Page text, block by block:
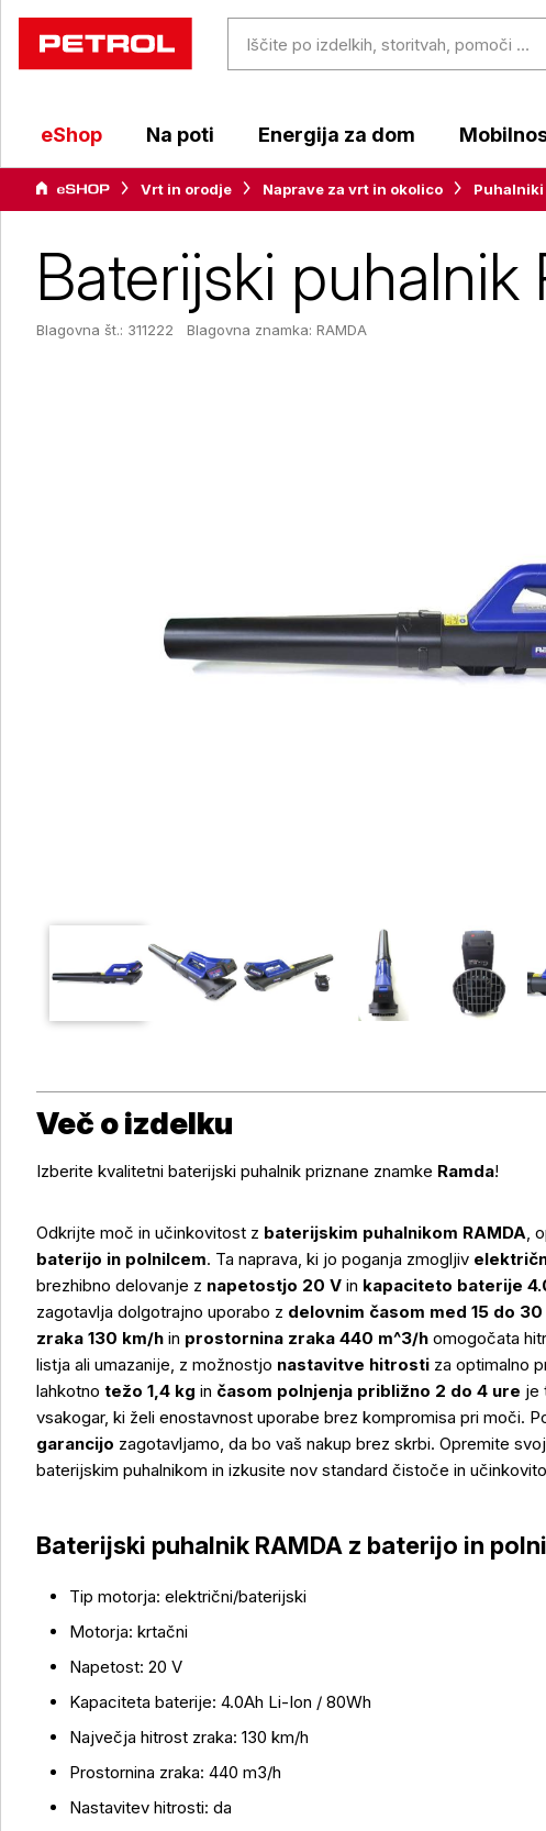
eShop Na poti Energija za dom
Vrt in orodje Naprave za vrt in okolico
Baterijski
Blagovna št.: 311222 Blagovna znamka: RAMDA
Več o izdelku
Izberite kvalitetni baterijski puhalnik priznane znamke Ramda!
Odkrijte moč in učinkovitost z baterijskim puhalnikom RAMDA,
baterijo in polnilcem. Ta naprava, ki jo poganja zmogljiv
brezhibno delovanje z napetostjo 20 V in kapaciteto baterije
zagotavlja dolgotrajno uporabo z delovnim časom med 15 do
zraka 130 km/h in prostornina zraka 440 m^3/h omogočata
listja ali umazanije, z možnostjo nastavitve hitrosti za optimalno
lahkotno težo 1,4 kg in časom polnjenja približno 2 do 4 ure je
vsakogar, ki želi enostavnost uporabe brez kompromisa pri moči.
garancijo zagotavljamo, da bo vaš nakup brez skrbi. Opremite
baterijskim puhalnikom in izkusite nov standard čistoče in
Baterijski puhalnik RAMDA z baterijo in
Tip motorja: električni/baterijski
Motorja: krtačni
Napetost: 20 V
Kapaciteta baterije: 4.0Ah Li-Ion / 80Wh
Največja hitrost zraka: 130 km/h
Prostornina zraka: 440 m3/h
Nastavitev hitrosti: da